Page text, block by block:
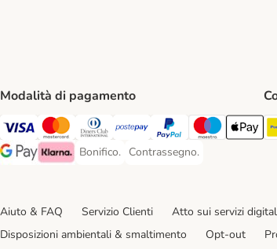
Modalità di pagamento
Visa. Payment Method
Mastercard. Payment Method
Diners Club. Payment Method
Postepay. Payment Method
PayPal. Payment Method
Maestro.Apple
Google Pay Payment Method
Klarna Payment Method
Bonifico.
Bonifico. Payment Method
Contrassegno.
Contrassegno. Payment
Aiuto & FAQ Servizio Clienti Atto sui servizi
Disposizioni ambientali & smaltimento
Opt-out